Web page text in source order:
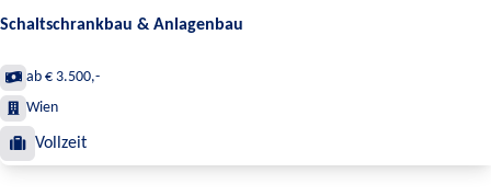
Schaltschrankbau & Anlagenbau
ab € 3.500,-
Wien
Vollzeit